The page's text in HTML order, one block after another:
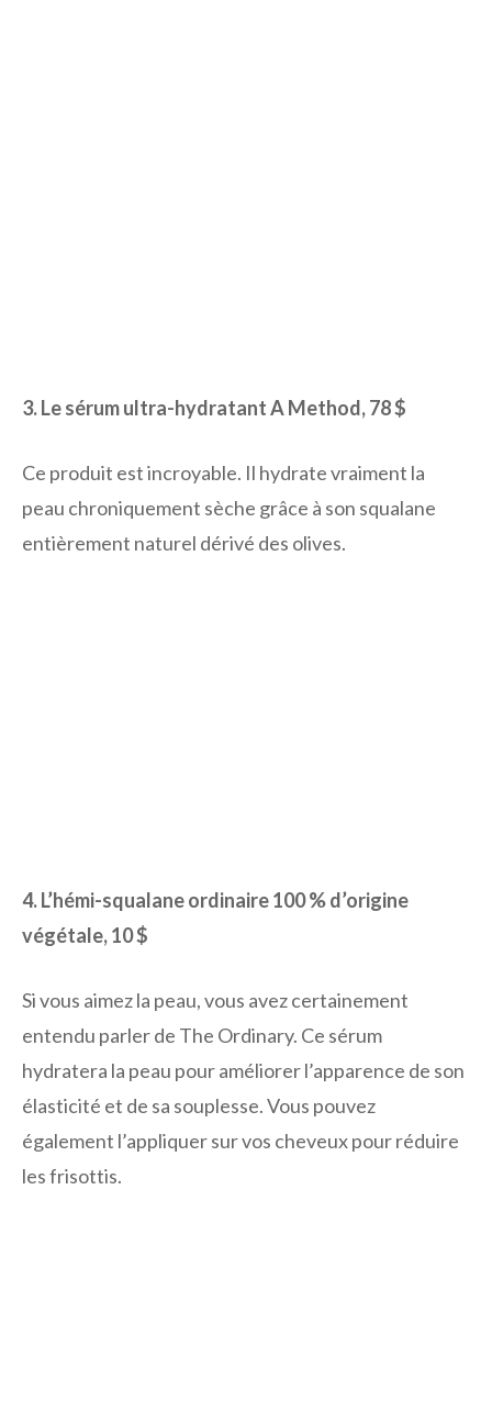
3. Le sérum ultra-hydratant A Method, 78 $
Ce produit est incroyable. Il hydrate vraiment la
peau chroniquement sèche grâce à son squalane
entièrement naturel dérivé des olives.
4. L’hémi-squalane ordinaire 100 % d’origine
végétale, 10 $
Si vous aimez la peau, vous avez certainement
entendu parler de The Ordinary. Ce sérum
hydratera la peau pour améliorer l’apparence de son
élasticité et de sa souplesse. Vous pouvez
également l’appliquer sur vos cheveux pour réduire
les frisottis.